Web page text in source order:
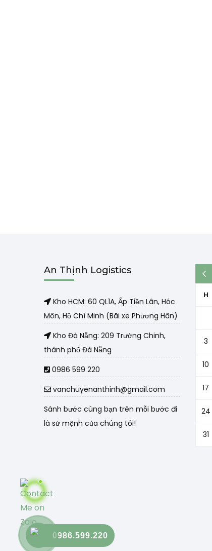
An Thịnh Logistics
Kho HCM: 60 QL1A, Ấp Tiền Lân, Hóc
Môn, Hồ Chí Minh (Bãi xe Phương Hân)
Kho Đà Nẵng: 209 Trường Chinh,
thành phố Đà Nẵng
0986 599 220
vanchuyenanthinh@gmail.com
Sánh bước cùng bạn trên mỗi bước đi
là sứ mệnh của chúng tôi!
H
3
10
17
24
31
0986.599.220